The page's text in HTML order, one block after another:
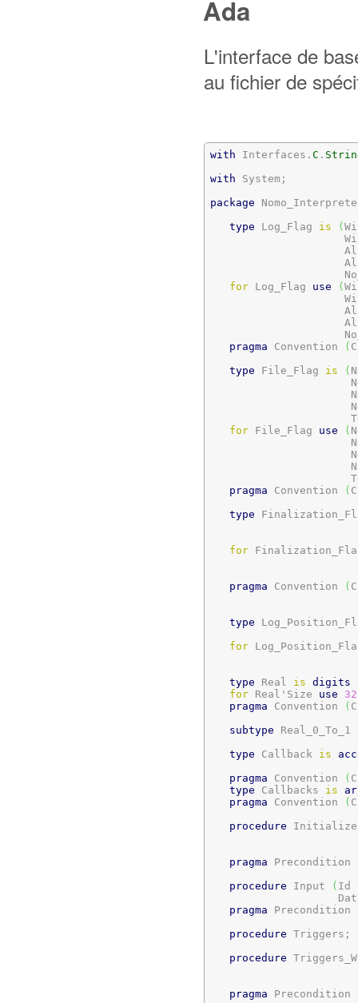
Ada
L'interface de
au fichier de
with Interfaces. C .
with System;
package
type Log_Flag is (
for Log_Flag use (
pragma Convention (
type File_Flag is (
for File_Flag use (
pragma Convention (
type
for
pragma Convention (
type
for
type Real is digits
for Real'Size use 32
pragma Convention (
subtype Real_0_To_1
type Callback is
pragma Convention (
type Callbacks is
pragma Convention (
procedure
pragma Precondition
procedure Input (
pragma Precondition
procedure Triggers;
procedure
pragma Precondition